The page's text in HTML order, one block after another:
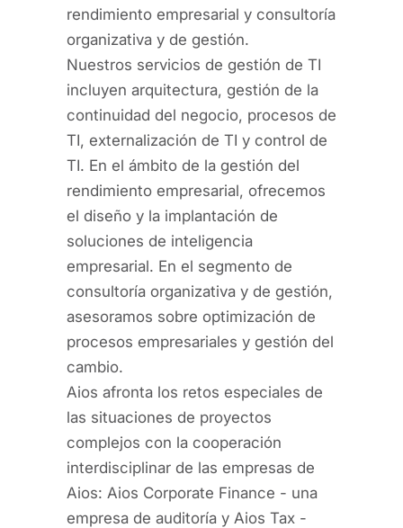
rendimiento empresarial y consultoría
organizativa y de gestión.
Nuestros servicios de gestión de TI
incluyen arquitectura, gestión de la
continuidad del negocio, procesos de
TI, externalización de TI y control de
TI. En el ámbito de la gestión del
rendimiento empresarial, ofrecemos
el diseño y la implantación de
soluciones de inteligencia
empresarial. En el segmento de
consultoría organizativa y de gestión,
asesoramos sobre optimización de
procesos empresariales y gestión del
cambio.
Aios afronta los retos especiales de
las situaciones de proyectos
complejos con la cooperación
interdisciplinar de las empresas de
Aios: Aios Corporate Finance - una
empresa de auditoría y Aios Tax -